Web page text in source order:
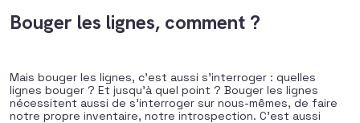
Bouger les lignes, comment ?
Mais bouger les lignes, c’est aussi s’interroger : quelles
lignes bouger ? Et jusqu’à quel point ? Bouger les lignes
nécessitent aussi de s’interroger sur nous-mêmes, de faire
notre propre inventaire, notre introspection. C’est aussi